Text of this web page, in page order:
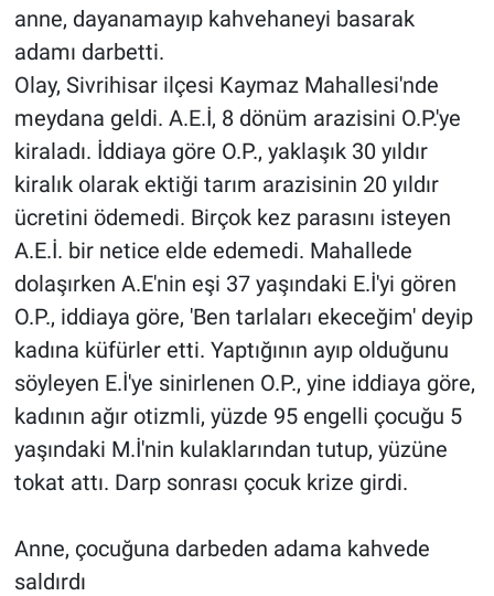
anne, dayanamayıp kahvehaneyi basarak
adamı darbetti.
Olay, Sivrihisar ilçesi Kaymaz Mahallesi'nde
meydana geldi. A.E.İ, 8 dönüm arazisini O.P.'ye
kiraladı. İddiaya göre O.P., yaklaşık 30 yıldır
kiralık olarak ektiği tarım arazisinin 20 yıldır
ücretini ödemedi. Birçok kez parasını isteyen
A.E.İ. bir netice elde edemedi. Mahallede
dolaşırken A.E'nin eşi 37 yaşındaki E.İ'yi gören
O.P., iddiaya göre, 'Ben tarlaları ekeceğim' deyip
kadına küfürler etti. Yaptığının ayıp olduğunu
söyleyen E.İ'ye sinirlenen O.P., yine iddiaya göre,
kadının ağır otizmli, yüzde 95 engelli çocuğu 5
yaşındaki M.İ'nin kulaklarından tutup, yüzüne
tokat attı. Darp sonrası çocuk krize girdi.
Anne, çocuğuna darbeden adama kahvede
saldırdı